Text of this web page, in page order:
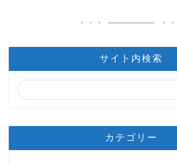
サイト内検索
カテゴリー